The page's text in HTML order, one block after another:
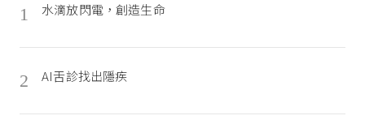
1 水滴放閃電，創造生命
2 AI舌診找出隱疾